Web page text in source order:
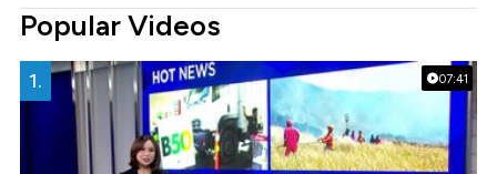
Popular Videos
07:41
1.